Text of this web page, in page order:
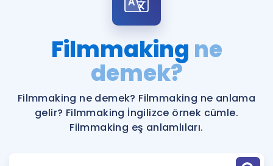
Şifremi Hatırlamıyorum
Remzi Hoca ile seni sınava hazırlayacak onlarca eğitim seni
bekliyor!
Katılımcı Görüşleri
Faydalı Araçlar
Ücretsiz Kaynaklar
İngilizce Gramer
Filmmaking ne
demek?
Filmmaking ne demek? Filmmaking ne anlama
gelir? Filmmaking İngilizce örnek cümle.
Filmmaking eş anlamlıları.